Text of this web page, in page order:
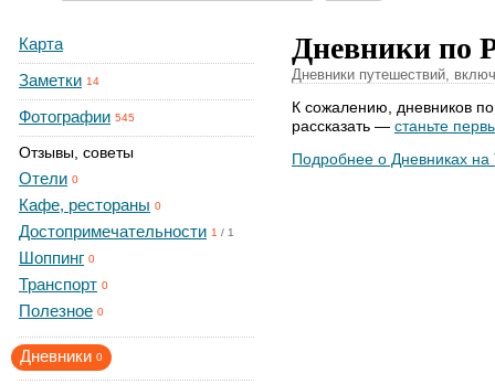
Карта
Заметки 14
Фотографии 545
Отзывы, советы
Отели 0
Кафе, рестораны 0
Достопримечательности 1 / 1
Шоппинг 0
Транспорт 0
Полезное 0
Дневники 0
Дневники по
Дневники путешествий,
К сожалению, дневников
рассказать — станьте
Подробнее о Дневниках на